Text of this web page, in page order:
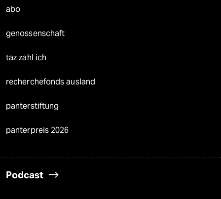
abo
genossenschaft
taz zahl ich
recherchefonds ausland
panterstiftung
panterpreis 2026
Podcast